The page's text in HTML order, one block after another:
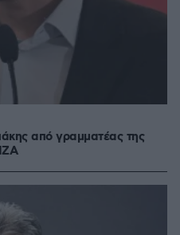
από γραμματέας της